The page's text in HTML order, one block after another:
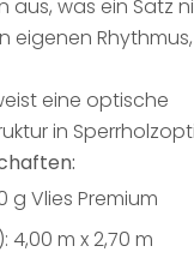
aus, was ein Satz
eigenen
eine optische
in
g Vlies Premium
4,00 m x 2,70 m